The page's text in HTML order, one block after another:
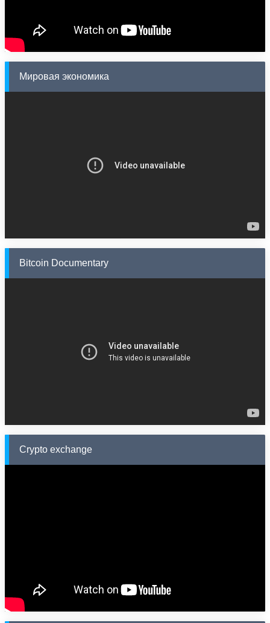
Мировая экономика
Bitcoin Documentary
Crypto exchange